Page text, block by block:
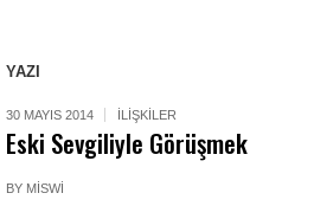
YAZI
30 MAYIS 2014 İLIŞKILER
Eski Sevgiliyle Görüşmek
BY MISWI